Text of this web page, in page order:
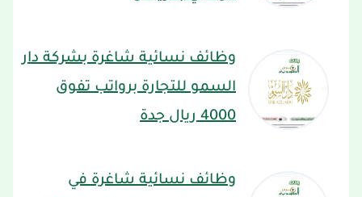
وظائف نسائية شاغرة بشركة دار
السمو للتجارة برواتب تفوق
4000 ريال جدة
وظائف نسائية شاغرة في